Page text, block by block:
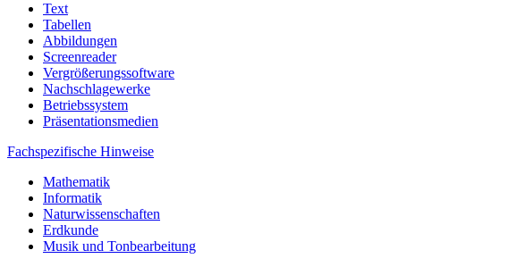
Text
Tabellen
Abbildungen
Screenreader
Vergrößerungssoftware
Nachschlagewerke
Betriebssystem
Präsentationsmedien
Fachspezifische Hinweise
Mathematik
Informatik
Naturwissenschaften
Erdkunde
Musik und Tonbearbeitung